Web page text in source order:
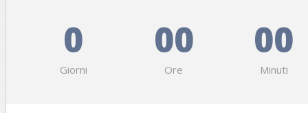
0
Giorni
00
Ore
00
Minuti